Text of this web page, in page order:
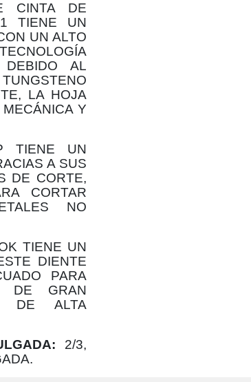
CINTA DE
TIENE UN
UN ALTO
AL
LA HOJA
Y
TIENE UN
A SUS
DE CORTE,
CORTAR
NO
TIENE UN
DIENTE
PARA
DE GRAN
DE ALTA
2/3,